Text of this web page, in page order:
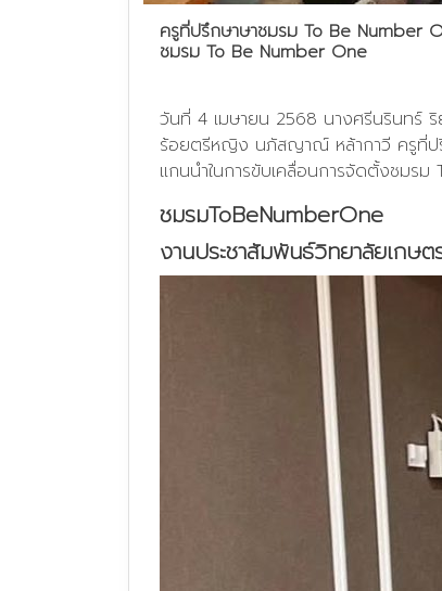
ครูที่ปรึกษาษาชมรม To Be Number
ชมรม To Be Number One
วันที่ 4 เมษายน 2568 นางศรีนรินทร์ ริ
ร้อยตรีหญิง นภัสญาณ์ หล้ากาวี ครูที่ปรึก
แกนนำในการขับเคลื่อนการจัดตั้งชมร
ชมรมToBeNumberOne
งานประชาสัมพันธ์วิทยาลัยเกษต